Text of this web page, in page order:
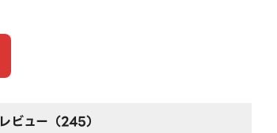
レビュー（245）